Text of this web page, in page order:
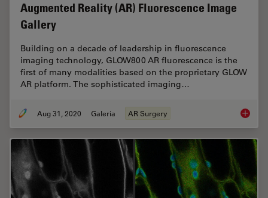
Augmented Reality (AR) Fluorescence Image
Gallery
Building on a decade of leadership in fluorescence
imaging technology, GLOW800 AR fluorescence is the
first of many modalities based on the proprietary GLOW
AR platform. The sophisticated imaging…
Aug 31, 2020 Galeria AR Surgery